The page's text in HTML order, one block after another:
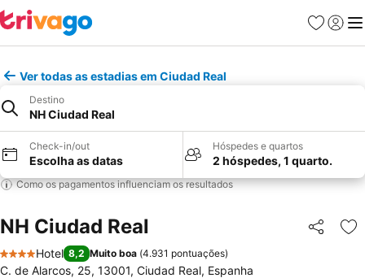
Favoritos
Iniciar
Ver todas as estadias em Ciudad Real
Destino
NH Ciudad Real
Check-in/out
Escolha as datas
Hóspedes e quartos
2 hóspedes, 1 quarto.
Como os pagamentos influenciam os resultados
NH Ciudad Real Partilhar
4 Estrelas
Hotel 8,2 Muito boa (4.931 pontuações)
C. de Alarcos, 25, 13001, Ciudad Real, Espanha